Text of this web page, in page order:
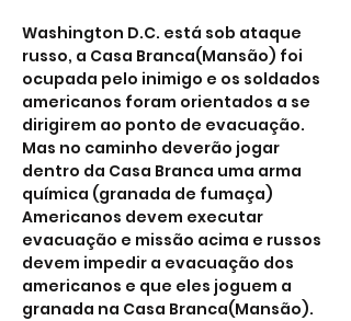
Washington D.C. está sob ataque
russo, a Casa Branca(Mansão) foi
ocupada pelo inimigo e os soldados
americanos foram orientados a se
dirigirem ao ponto de evacuação.
Mas no caminho deverão jogar
dentro da Casa Branca uma arma
química (granada de fumaça)
Americanos devem executar
evacuação e missão acima e russos
devem impedir a evacuação dos
americanos e que eles joguem a
granada na Casa Branca(Mansão).